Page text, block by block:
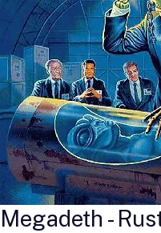
Megadeth -